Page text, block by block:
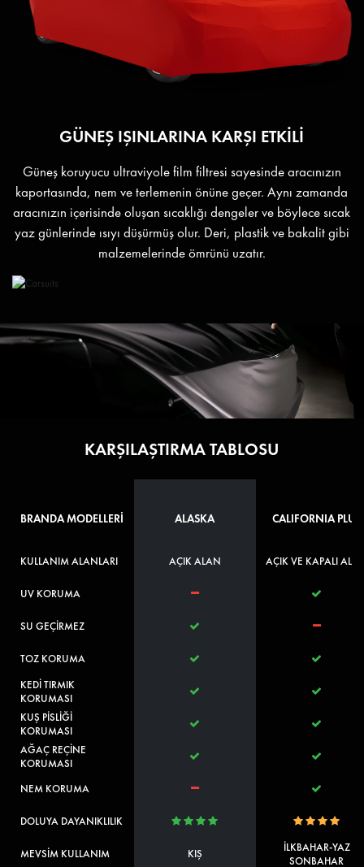
GÜNEŞ IŞINLARINA KARŞI ETKİLİ
Güneş koruyucu ultraviyole film filtresi sayesinde aracınızın
kaportasında, nem ve terlemenin önüne geçer. Aynı zamanda
aracınızın içerisinde oluşan sıcaklığı dengeler ve böylece sıcak
yaz günlerinde ısıyı düşürmüş olur. Deri, plastik ve bakalit gibi
malzemelerinde ömrünü uzatır.
KARŞILAŞTIRMA TABLOSU
BRANDA MODELLERİ
KULLANIM ALANLARI
UV KORUMA
SU GEÇİRMEZ
TOZ KORUMA
KEDİ TIRMIK
KORUMASI
KUŞ PİSLİĞİ
KORUMASI
AĞAÇ REÇİNE
KORUMASI
NEM KORUMA
DOLUYA DAYANIKLILIK
MEVSİM KULLANIM
ALASKA
AÇIK ALAN
KIŞ
CALIFORNIA PLUS
AÇIK VE KAPALI
İLKBAHAR-YAZ
SONBAHAR